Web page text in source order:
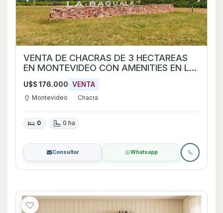
VENTA DE CHACRAS DE 3 HECTAREAS
EN MONTEVIDEO CON AMENITIES EN LA
U$S 176.000 VENTA
Montevideo Chacra
0 0 ha
Consultar Whatsapp